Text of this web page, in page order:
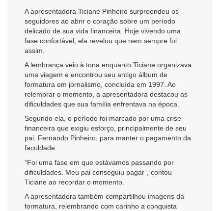
A apresentadora Ticiane Pinheiro surpreendeu os
seguidores ao abrir o coração sobre um período
delicado de sua vida financeira. Hoje vivendo uma
fase confortável, ela revelou que nem sempre foi
assim.
A lembrança veio à tona enquanto Ticiane organizava
uma viagem e encontrou seu antigo álbum de
formatura em jornalismo, concluída em 1997. Ao
relembrar o momento, a apresentadora destacou as
dificuldades que sua família enfrentava na época.
Segundo ela, o período foi marcado por uma crise
financeira que exigiu esforço, principalmente de seu
pai, Fernando Pinheiro, para manter o pagamento da
faculdade.
“Foi uma fase em que estávamos passando por
dificuldades. Meu pai conseguiu pagar”, contou
Ticiane ao recordar o momento.
A apresentadora também compartilhou imagens da
formatura, relembrando com carinho a conquista